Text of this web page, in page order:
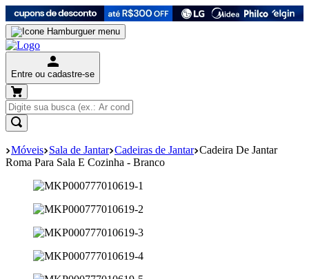
Entre ou cadastre-se
Móveis Sala de Jantar Cadeiras de Jantar Cadeira De Jantar
Roma Para Sala E Cozinha - Branco